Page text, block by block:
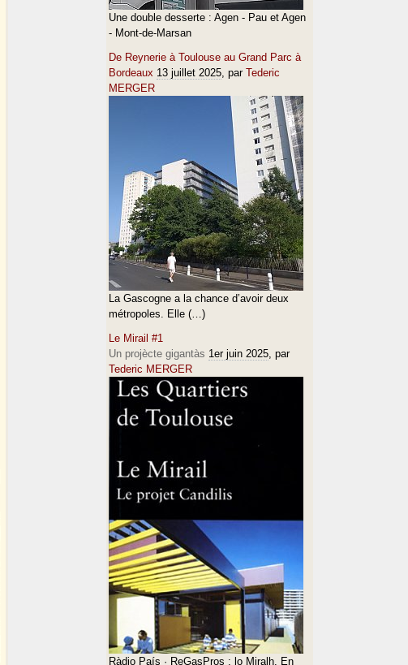
Une double desserte : Agen - Pau et Agen
- Mont-de-Marsan
De Reynerie à Toulouse au Grand Parc à
Bordeaux 13 juillet 2025 , par Tederic
MERGER
La Gascogne a la chance d’avoir deux
métropoles. Elle (…)
Le Mirail #1
Un projècte gigantàs 1er juin 2025 , par
Tederic MERGER
Ràdio País · ReGasPros : lo Miralh. En